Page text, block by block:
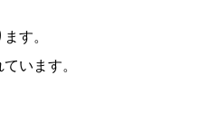
す。
います。